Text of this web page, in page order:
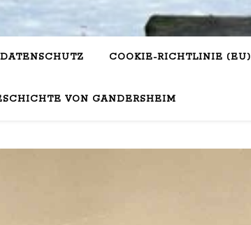
COOKIE-RICHTLINIE (EU)
VON GANDERSHEIM